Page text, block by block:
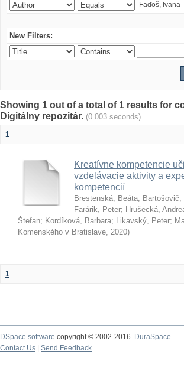
New Filters:
Showing 1 out of a total of 1 results for
Digitálny repozitár. (0.003 seconds)
1
Kreatívne kompetencie
vzdelávacie aktivity a
kompetencií
Brestenská, Beáta; Bartošovič,
Farárik, Peter; Hrušecká,
Štefan; Kordíková, Barbara; Likavský, Peter;
Komenského v Bratislave, 2020)
1
DSpace software copyright © 2002-2016
DuraSpace
Contact Us
Send Feedback